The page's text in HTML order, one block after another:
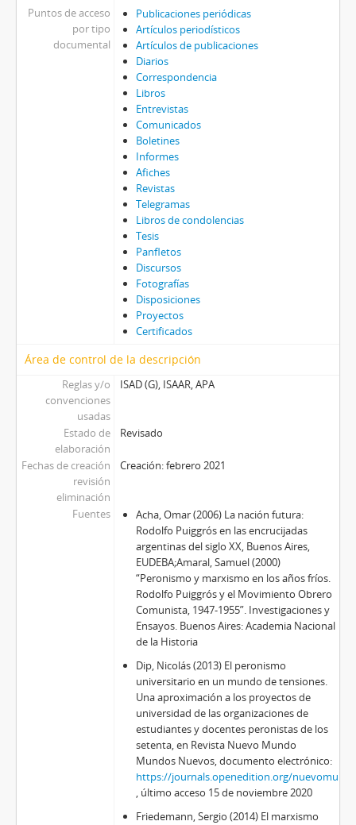
Puntos de acceso
por tipo
documental
Publicaciones periódicas
Artículos periodísticos
Artículos de publicaciones
Diarios
Correspondencia
Libros
Entrevistas
Comunicados
Boletines
Informes
Afiches
Revistas
Telegramas
Libros de condolencias
Tesis
Panfletos
Discursos
Fotografías
Disposiciones
Proyectos
Certificados
Área de control de la descripción
Reglas y/o
convenciones
usadas
ISAD (G), ISAAR, APA
Estado de
elaboración
Revisado
Fechas de creación
revisión
eliminación
Creación: febrero 2021
Fuentes
Acha, Omar (2006) La nación futura:
Rodolfo Puiggrós en las encrucijadas
argentinas del siglo XX, Buenos Aires,
EUDEBA;Amaral, Samuel (2000)
“Peronismo y marxismo en los años fríos.
Rodolfo Puiggrós y el Movimiento Obrero
Comunista, 1947-1955”. Investigaciones y
Ensayos. Buenos Aires: Academia Nacional
de la Historia
Dip, Nicolás (2013) El peronismo
universitario en un mundo de tensiones.
Una aproximación a los proyectos de
universidad de las organizaciones de
estudiantes y docentes peronistas de los
setenta, en Revista Nuevo Mundo
Mundos Nuevos, documento electrónico:
https://journals.openedition.org/
, último acceso 15 de noviembre 2020
Friedemann, Sergio (2014) El marxismo